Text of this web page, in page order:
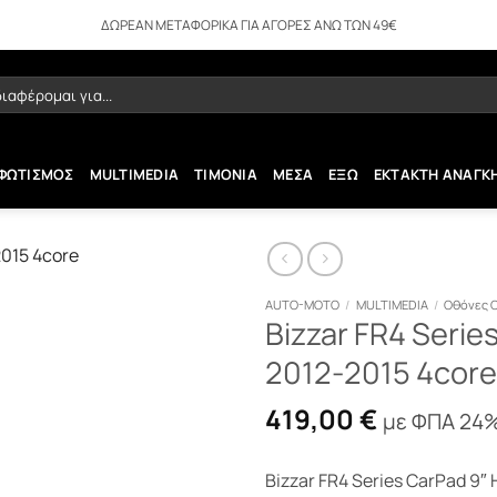
ΔΩΡΕΑΝ ΜΕΤΑΦΟΡΙΚΑ ΓΙΑ ΑΓΟΡΕΣ ΑΝΩ ΤΩΝ 49€
MULTIMEDIA ΤΙΜΟΝΙΑ ΜΕΣΑ ΕΞΩ ΕΚΤΑΚΤΗ
AUTO-MOTO / MULTIMEDIA / Οθόνες
Bizzar FR4
2012-2015
419,00€ με ΦΠΑ
Bizzar FR4 Series CarPad